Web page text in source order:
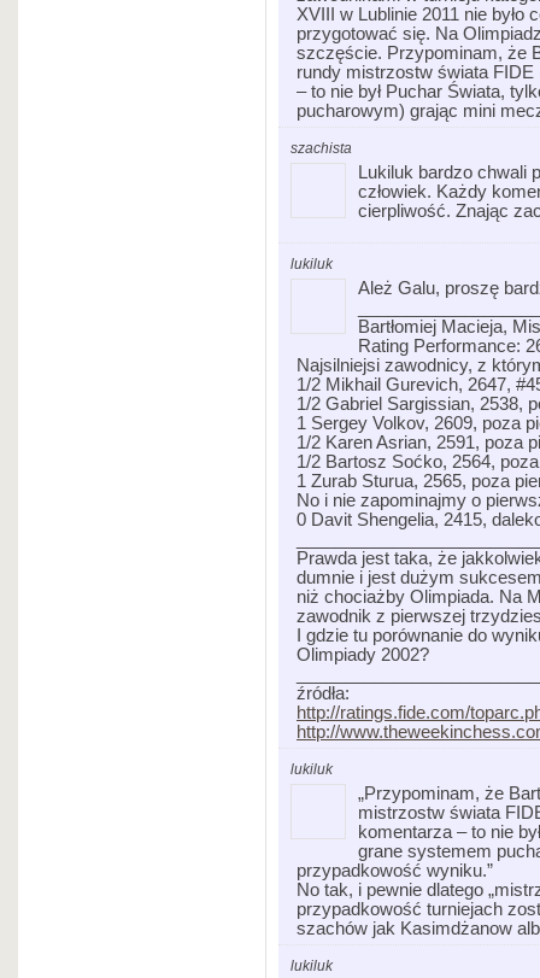
XVIII w Lublinie 2011 nie było
przygotować się. Na
szczęście. Przypominam, że
rundy mistrzostw świata
– to nie był Puchar Świata,
pucharowym) grając mini
szachista
Lukiluk bardzo chwali
człowiek. Każdy
cierpliwość. Znając
lukiluk
Ależ Galu, proszę
Bartłomiej Macieja,
Rating Performance:
Najsilniejsi zawodnicy, z
1/2 Mikhail Gurevich, 2647,
1/2 Gabriel Sargissian, 2538,
1 Sergey Volkov, 2609, poza
1/2 Karen Asrian, 2591, poza
1/2 Bartosz Soćko, 2564,
1 Zurab Sturua, 2565, poza
No i nie zapominajmy o
0 Davit Shengelia, 2415,
Prawda jest taka, że
dumnie i jest dużym
niż chociażby Olimpiada. Na
zawodnik z pierwszej
I gdzie tu porównanie do
Olimpiady 2002?
źródła:
http://ratings.fide.com/
http://
lukiluk
„Przypominam, że
mistrzostw świata
komentarza – to nie
grane systemem
przypadkowość wyniku.”
No tak, i pewnie dlatego
przypadkowość turniejach
szachów jak Kasimdżanow
lukiluk